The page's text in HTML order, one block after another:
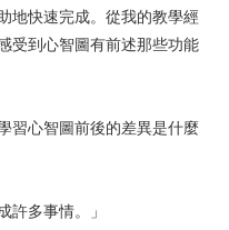
地快速完成。從我的教學經
受到心智圖有前述那些功能
習心智圖前後的差異是什麼
許多事情。」